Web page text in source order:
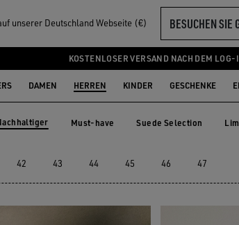
unserer Deutschland Webseite (€) BESUCHEN SIE
KOSTENLOSER VERSAND NACH DEM LOG-
DAMEN HERREN KINDER GESCHENKE
Must-have Suede Selection
42 43 44 45 46 47